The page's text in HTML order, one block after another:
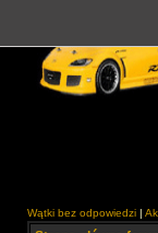
Wątki bez odpowiedzi |